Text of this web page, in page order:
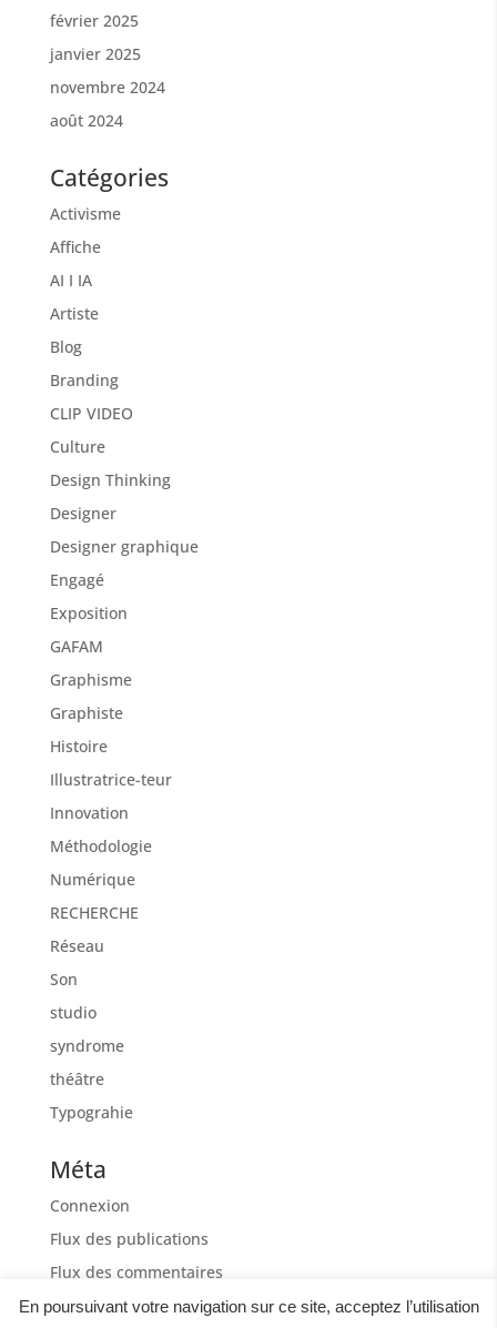
février 2025
janvier 2025
novembre 2024
août 2024
Catégories
Activisme
Affiche
AI I IA
Artiste
Blog
Branding
CLIP VIDEO
Culture
Design Thinking
Designer
Designer graphique
Engagé
Exposition
GAFAM
Graphisme
Graphiste
Histoire
Illustratrice-teur
Innovation
Méthodologie
Numérique
RECHERCHE
Réseau
Son
studio
syndrome
théâtre
Typograhie
Méta
Connexion
Flux des publications
Flux des commentaires
Site de WordPress-FR
En poursuivant votre navigation sur ce site, acceptez l’utilisation